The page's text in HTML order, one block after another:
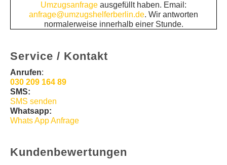
Umzugsanfrage ausgefüllt haben. Email:
anfrage@umzugshelferberlin.de. Wir antworten
normalerweise innerhalb einer Stunde.
Service / Kontakt
Anrufen:
030 209 164 89
SMS:
SMS senden
Whatsapp:
Whats App Anfrage
Kundenbewertungen